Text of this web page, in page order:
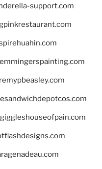
support.com